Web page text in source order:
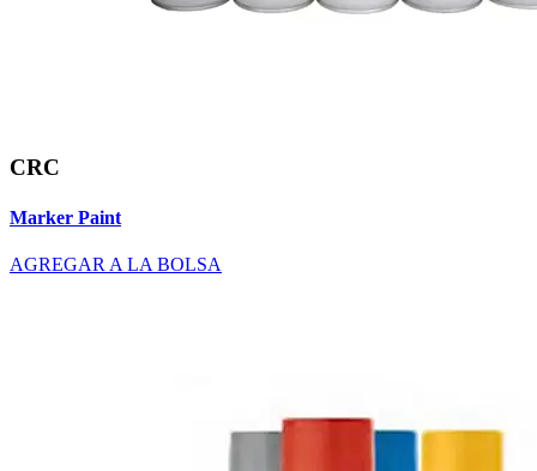
CRC
Marker Paint
AGREGAR A LA BOLSA